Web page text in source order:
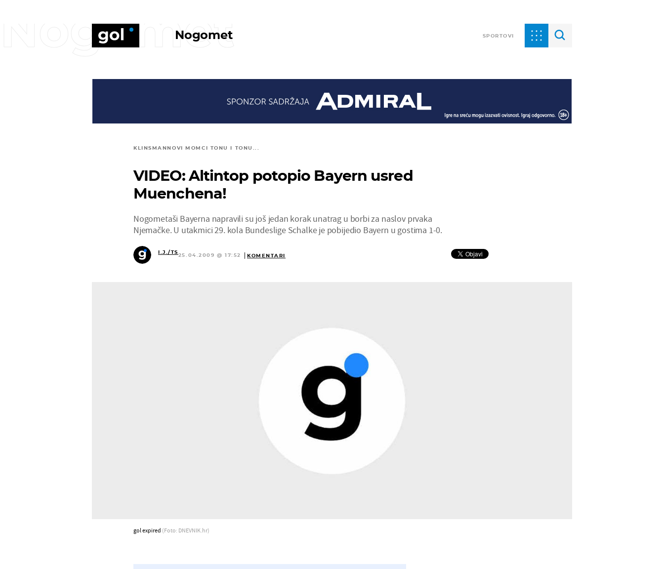
Nogomet SPORTOVI
Nogomet
KLINSMANNOVI MOMCI TONU I TONU...
VIDEO: Altintop potopio Bayern usred
Muenchena!
Nogometaši Bayerna napravili su još jedan korak unatrag u borbi za naslov prvaka
Njemačke. U utakmici 29. kola Bundeslige Schalke je pobijedio Bayern u gostima 1-0.
I.J./TS
25.04.2009 @ 17:52 KOMENTARI
gol expired (Foto: DNEVNIK.hr)